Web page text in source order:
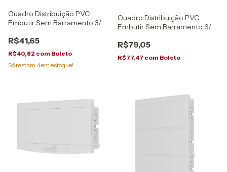
Quadro Distribuição PVC
Embutir Sem Barramento 3/4
R$41,65
R$40,82 com Boleto
Só restam 4em estoque!
Quadro Distribuição PVC
Embutir Sem Barramento 6/8
R$79,05
R$77,47 com Boleto